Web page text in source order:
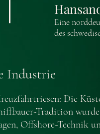
Eine
des
Industrie
Die
Tradition
Offshore-Technik